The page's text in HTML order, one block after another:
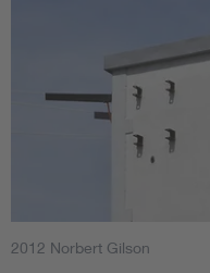
2012 Norbert Gilson